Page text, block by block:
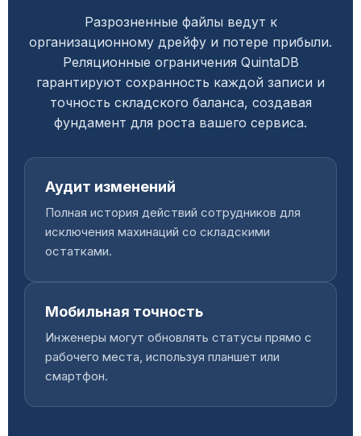
Разрозненные файлы ведут к
организационному дрейфу и потере прибыли.
Реляционные ограничения QuintaDB
гарантируют сохранность каждой записи и
точность складского баланса, создавая
фундамент для роста вашего сервиса.
Аудит изменений
Полная история действий сотрудников для
исключения махинаций со складскими
остатками.
Мобильная точность
Инженеры могут обновлять статусы прямо с
рабочего места, используя планшет или
смартфон.